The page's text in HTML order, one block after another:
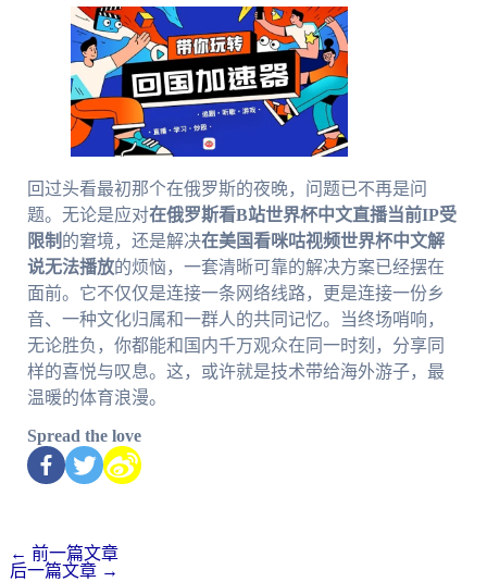
回过头看最初那个在俄罗斯的夜晚，问题已不再是问
题。无论是应对在俄罗斯看B站世界杯中文直播当前IP受
限制 的窘境，还是解决在美国看咪咕视频世界杯中文解
说无法播放的烦恼，一套清晰可靠的解决方案已经摆在
面前。它不仅仅是连接一条网络线路，更是连接一份乡
音、一种文化归属和一群人的共同记忆。当终场哨响，
无论胜负，你都能和国内千万观众在同一时刻，分享同
样的喜悦与叹息。这，或许就是技术带给海外游子，最
温暖的体育浪漫。
Spread the love
← 前一篇文章
后一篇文章 →